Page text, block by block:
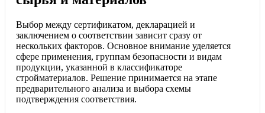
Выбор между сертификатом, декларацией и
заключением о соответствии зависит сразу от
нескольких факторов. Основное внимание уделяется
сфере применения, группам безопасности и видам
продукции, указанной в классификаторе
стройматериалов. Решение принимается на этапе
предварительного анализа и выбора схемы
подтверждения соответствия.